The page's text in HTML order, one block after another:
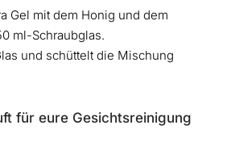
Gel mit dem Honig und dem
ml-Schraubglas.
und schüttelt die Mischung
für eure Gesichtsreinigung